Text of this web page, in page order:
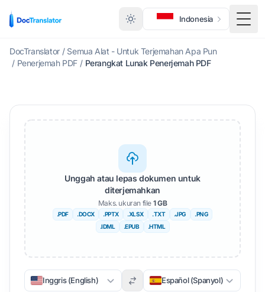
Indonesia
DocTranslator / Semua Alat - Untuk Terjemahan Apa Pun
/ Penerjemah PDF / Perangkat Lunak Penerjemah PDF
Unggah atau lepas dokumen untuk
diterjemahkan
Maks. ukuran file 1 GB
.PDF .DOCX .PPTX .XLSX .TXT .JPG
.PNG
.IDML
.EPUB .HTML
Inggris (English) Español (Spanyol)